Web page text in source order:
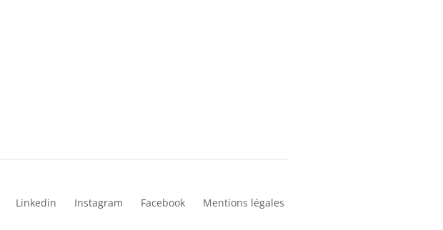
Linkedin Instagram Facebook Mentions légales